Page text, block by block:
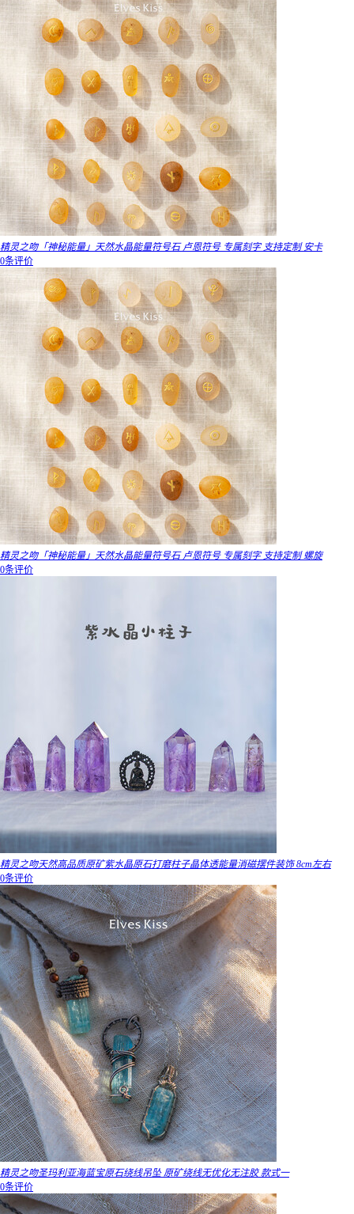
精灵之吻「神秘能量」天然水晶能量符号石 卢恩符号 专属刻字 支持定制 安卡
0条评价
精灵之吻「神秘能量」天然水晶能量符号石 卢恩符号 专属刻字 支持定制 螺旋
0条评价
精灵之吻天然高品质原矿紫水晶原石打磨柱子晶体透能量消磁摆件装饰 8cm左右
0条评价
精灵之吻圣玛利亚海蓝宝原石绕线吊坠 原矿绕线无优化无注胶 款式一
0条评价